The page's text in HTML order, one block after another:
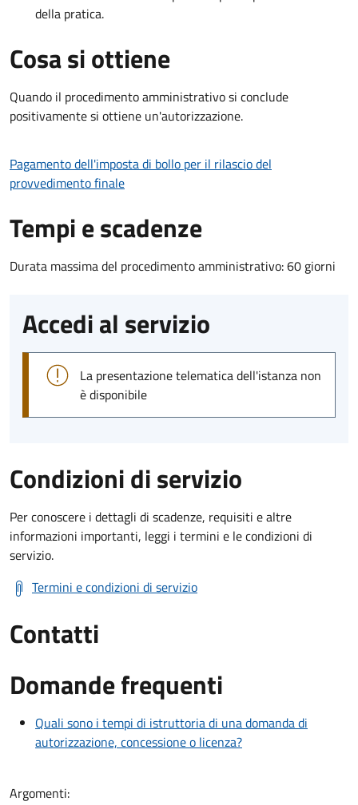
della pratica.
Cosa si ottiene
Quando il procedimento amministrativo si conclude
positivamente si ottiene un'autorizzazione.
Pagamento dell'imposta di bollo per il rilascio del
provvedimento finale
Tempi e scadenze
Durata massima del procedimento amministrativo: 60 giorni
Accedi al servizio
La presentazione telematica dell'istanza non
è disponibile
Condizioni di servizio
Per conoscere i dettagli di scadenze, requisiti e altre
informazioni importanti, leggi i termini e le condizioni di
servizio.
Termini e condizioni di servizio
Contatti
Domande frequenti
Quali sono i tempi di istruttoria di una domanda di
autorizzazione, concessione o licenza?
Argomenti: